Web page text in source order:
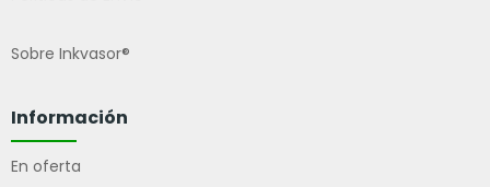
Sobre Inkvasor®
Información
En oferta